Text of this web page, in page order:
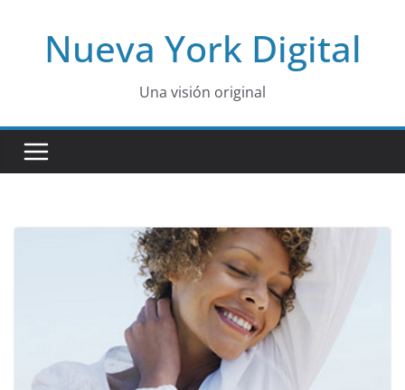
contentNueva York Digital
Una visión original